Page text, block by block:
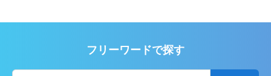
フリーワードで探す